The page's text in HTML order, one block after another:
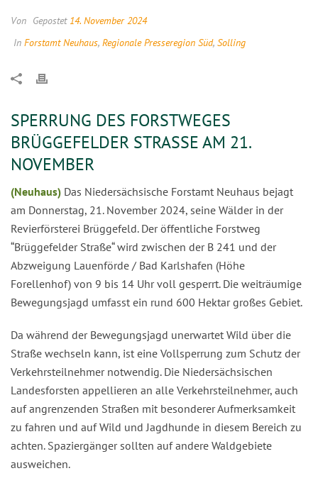
Von Gepostet 14. November 2024
In Forstamt Neuhaus, Regionale Presseregion Süd, Solling
SPERRUNG DES FORSTWEGES
BRÜGGEFELDER STRASSE AM 21. N
OVEMBER
(Neuhaus) Das Niedersächsische Forstamt Neuhaus bejagt
am Donnerstag, 21. November 2024, seine Wälder in der
Revierförsterei Brüggefeld. Der öffentliche Forstweg
“Brüggefelder Straße“ wird zwischen der B 241 und der
Abzweigung Lauenförde / Bad Karlshafen (Höhe
Forellenhof) von 9 bis 14 Uhr voll gesperrt. Die weiträumige
Bewegungsjagd umfasst ein rund 600 Hektar großes Gebiet.
Da während der Bewegungsjagd unerwartet Wild über die
Straße wechseln kann, ist eine Vollsperrung zum Schutz der
Verkehrsteilnehmer notwendig. Die Niedersächsischen
Landesforsten appellieren an alle Verkehrsteilnehmer, auch
auf angrenzenden Straßen mit besonderer Aufmerksamkeit
zu fahren und auf Wild und Jagdhunde in diesem Bereich zu
achten. Spaziergänger sollten auf andere Waldgebiete
ausweichen.